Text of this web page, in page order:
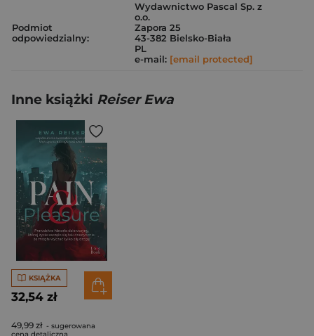
Podmiot
odpowiedzialny:
Wydawnictwo Pascal Sp. z
o.o.
Zapora 25
43-382 Bielsko-Biała
PL
e-mail: [email protected]
Inne książki Reiser Ewa
KSIĄŻKA
32,54 zł
49,99 zł - sugerowana